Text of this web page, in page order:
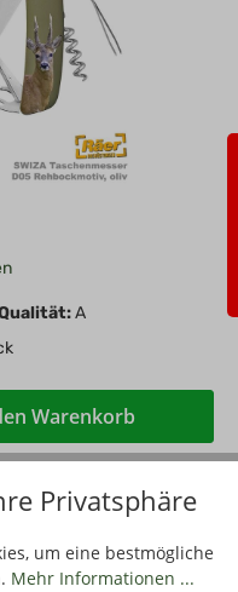
A
Warenkorb
Privatsphäre
um eine bestmögliche
Mehr Informationen ...